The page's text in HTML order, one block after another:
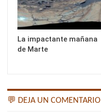
La impactante mañana
de Marte
💬 DEJA UN COMENTARIO